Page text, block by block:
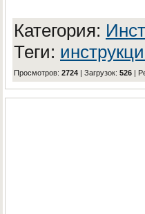
Категория:
Теги:
Просмотров: 2724 | Загрузок: 526 |